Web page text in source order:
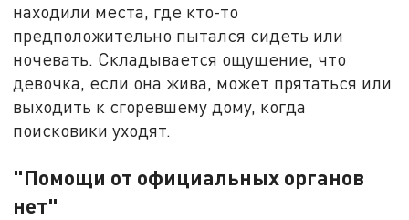
находили места, где кто-то
предположительно пытался сидеть или
ночевать. Складывается ощущение, что
девочка, если она жива, может прятаться или
выходить к сгоревшему дому, когда
поисковики уходят.
"Помощи от официальных органов
нет"